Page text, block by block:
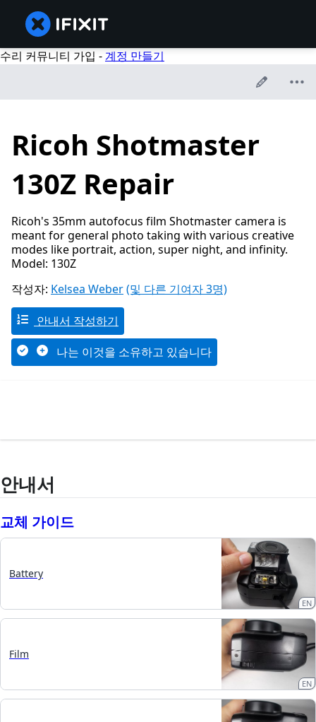
수리 커뮤니티 가입 -계정 만들기
Ricoh Shotmaster
130Z Repair
Ricoh's 35mm autofocus film Shotmaster camera is
meant for general photo taking with various creative
modes like portrait, action, super night, and infinity.
Model: 130Z
작성자: Kelsea Weber(및 다른 기여자 3명)
안내서 작성하기
나는 이것을 소유하고 있습니다
안내서
교체 가이드
Battery
EN
Film
EN